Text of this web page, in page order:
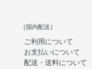
［国内配送］
ご利用について
お支払いについて
配送・送料について